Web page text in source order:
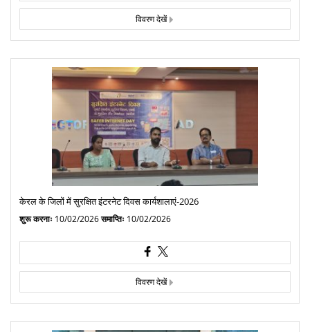
विवरण देखें
केरल के जिलों में सुरक्षित इंटरनेट दिवस कार्यशालाएं-2026
शुरू करनाः 10/02/2026समाप्तिः 10/02/2026
विवरण देखें